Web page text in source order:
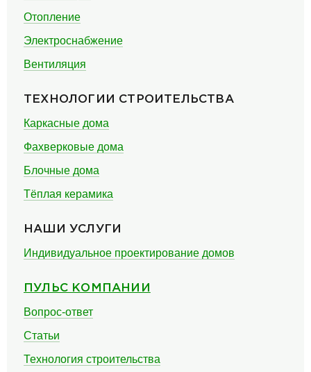
Отопление
Электроснабжение
Вентиляция
ТЕХНОЛОГИИ СТРОИТЕЛЬСТВА
Каркасные дома
Фахверковые дома
Блочные дома
Тёплая керамика
НАШИ УСЛУГИ
Индивидуальное проектирование домов
ПУЛЬС КОМПАНИИ
Вопрос-ответ
Статьи
Технология строительства